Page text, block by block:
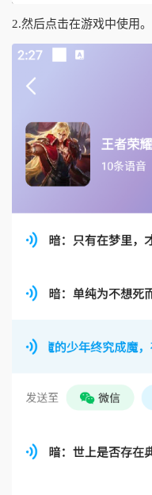
2.然后点击在游戏中使用。